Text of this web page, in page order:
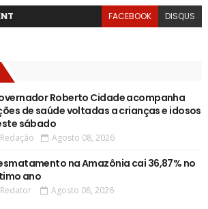
FACEBOOK DISQUS
Roberto Cidade acompanha
de saúde voltadas a crianças e idosos
sábado
Redação Agosto 08, 2026
na Amazônia cai 36,87% no
ano
Redator Agosto 08, 2026